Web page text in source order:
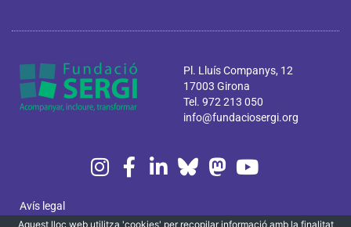
Pl. Lluís Companys, 12
17003 Girona
Tel. 972 213 050
info@fundaciosergi.org
Avís legal
Aquest lloc web utilitza 'cookies' per recopilar informació amb la finalitat